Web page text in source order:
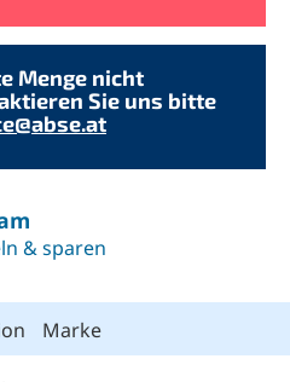
Menge nicht
Sie uns bitte
& sparen
Marke